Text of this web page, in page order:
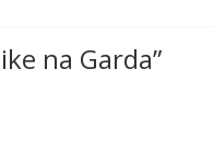
na Garda”